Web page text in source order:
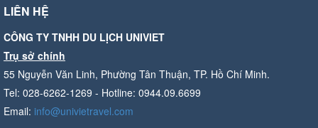
LIÊN HỆ
CÔNG TY TNHH DU LỊCH UNIVIET
Trụ sở chính
55 Nguyễn Văn Linh, Phường Tân Thuận, TP. Hồ Chí Minh.
Tel: 028-6262-1269 - Hotline: 0944.09.6699
Email: info@univietravel.com